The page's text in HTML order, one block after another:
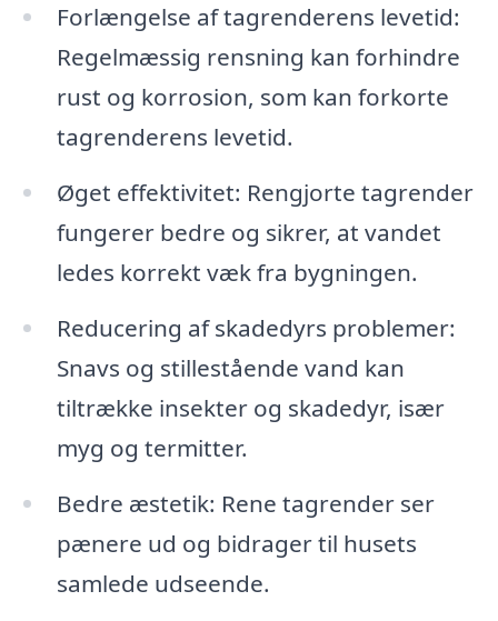
Forlængelse af tagrenderens levetid:
Regelmæssig rensning kan forhindre
rust og korrosion, som kan forkorte
tagrenderens levetid.
Øget effektivitet: Rengjorte tagrender
fungerer bedre og sikrer, at vandet
ledes korrekt væk fra bygningen.
Reducering af skadedyrs problemer:
Snavs og stillestående vand kan
tiltrække insekter og skadedyr, især
myg og termitter.
Bedre æstetik: Rene tagrender ser
pænere ud og bidrager til husets
samlede udseende.